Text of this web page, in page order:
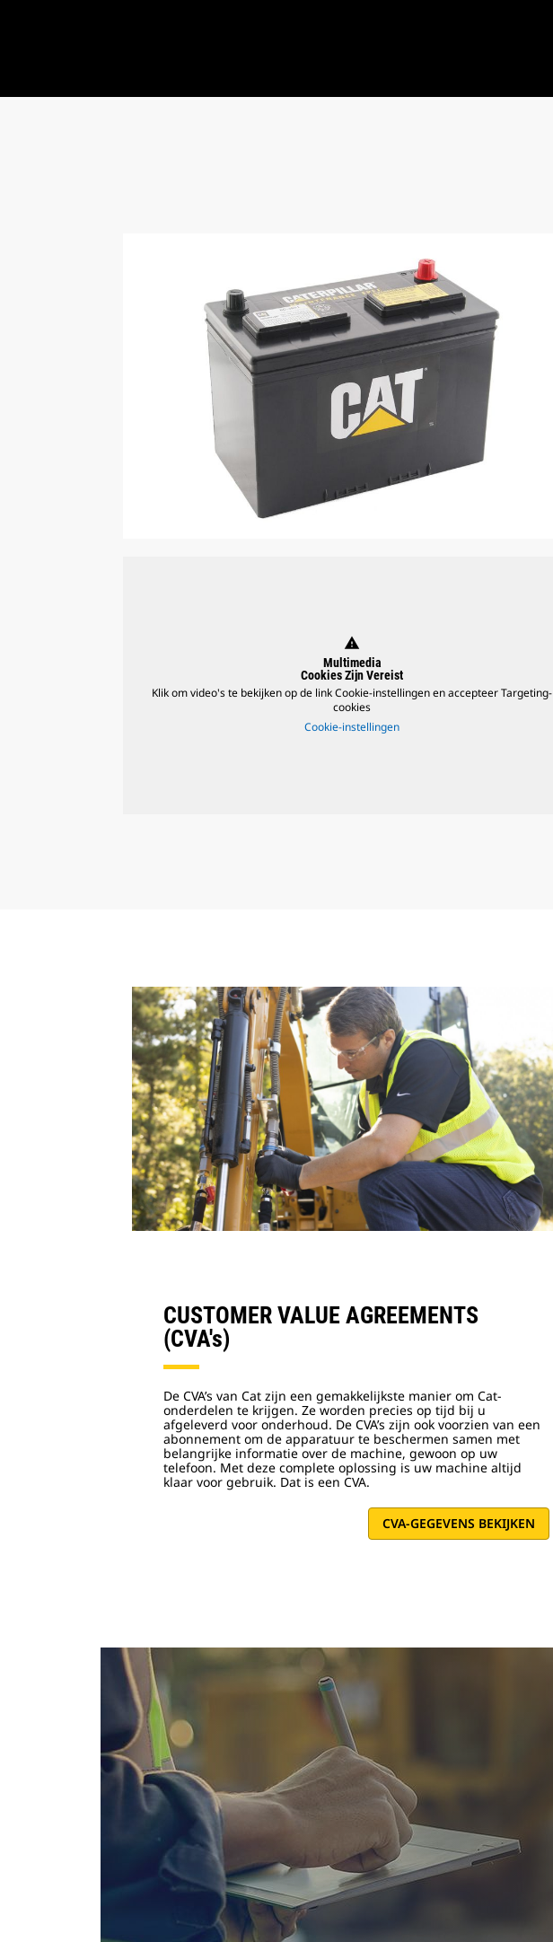
warning
Multimedia
Cookies Zijn Vereist
Klik om video's te bekijken op de link Cookie-instellingen en accepteer Targeting-
cookies
Cookie-instellingen
CUSTOMER VALUE AGREEMENTS
(CVA's)
De CVA’s van Cat zijn een gemakkelijkste manier om Cat-
onderdelen te krijgen. Ze worden precies op tijd bij u
afgeleverd voor onderhoud. De CVA’s zijn ook voorzien van een
abonnement om de apparatuur te beschermen samen met
belangrijke informatie over de machine, gewoon op uw
telefoon. Met deze complete oplossing is uw machine altijd
klaar voor gebruik. Dat is een CVA.
CVA-GEGEVENS BEKIJKEN